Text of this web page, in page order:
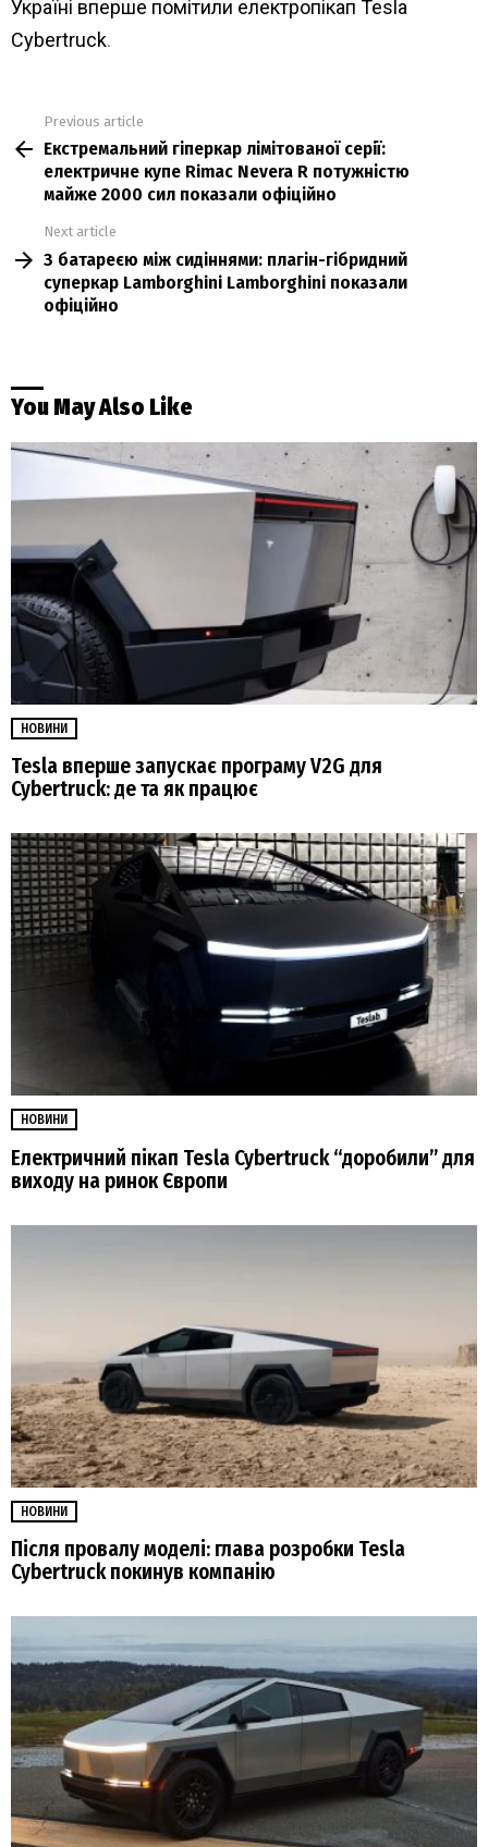
Україні вперше помітили електропікап Tesla
Cybertruck.
more
Previous article
Екстремальний гіперкар лімітованої серії:
електричне купе Rimac Nevera R потужністю
майже 2000 сил показали офіційно
Next article
З батареєю між сидіннями: плагін-гібридний
суперкар Lamborghini Lamborghini показали
офіційно
You May Also Like
НОВИНИ
Tesla вперше запускає програму V2G для
Cybertruck: де та як працює
НОВИНИ
Електричний пікап Tesla Cybertruck “доробили” для
виходу на ринок Європи
НОВИНИ
Після провалу моделі: глава розробки Tesla
Cybertruck покинув компанію